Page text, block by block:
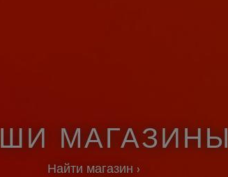
МАГАЗИНЫ
Найти магазин